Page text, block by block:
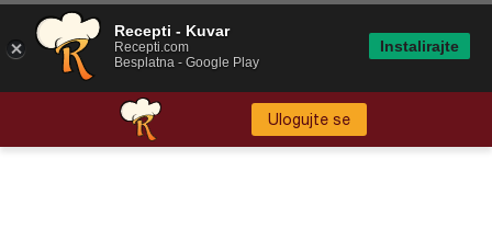
Ulogujte se
Recepti - Kuvar
Recepti.com
Besplatna - Google Play
Instalirajte